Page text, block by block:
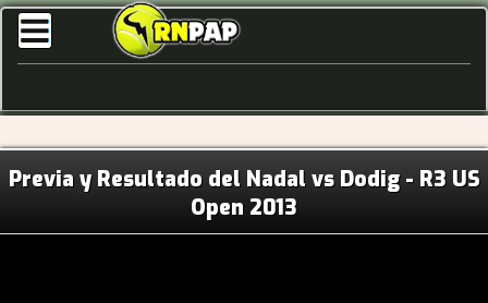
Previa y Resultado del Nadal vs Dodig - R3 US
Open 2013